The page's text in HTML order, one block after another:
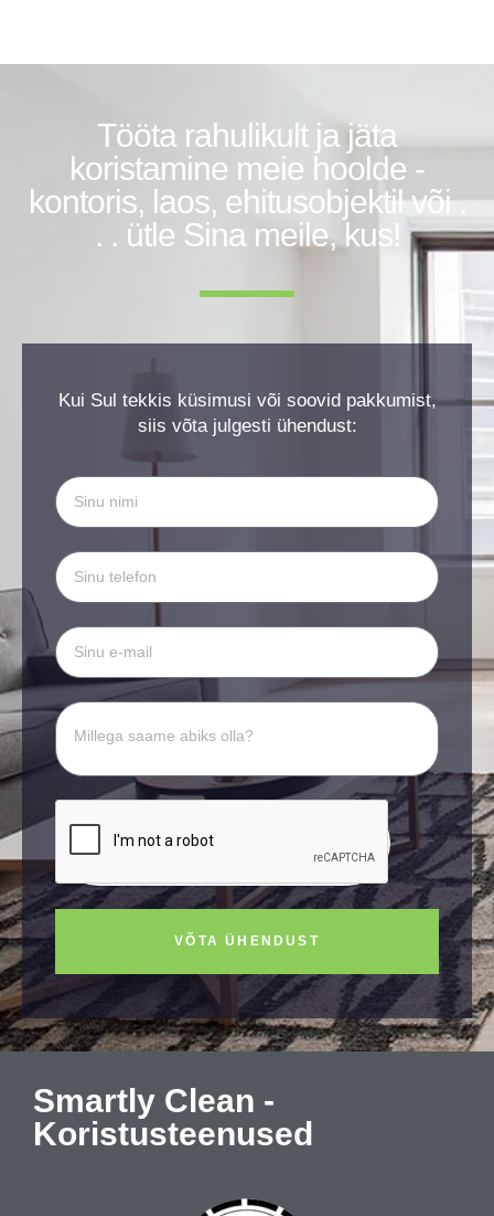
Tööta rahulikult ja jäta
koristamine meie hoolde -
kontoris, laos, ehitusobjektil või .
. . ütle Sina meile, kus!
Kui Sul tekkis küsimusi või soovid pakkumist,
siis võta julgesti ühendust:
VÕTA ÜHENDUST
Smartly Clean -
Koristusteenused